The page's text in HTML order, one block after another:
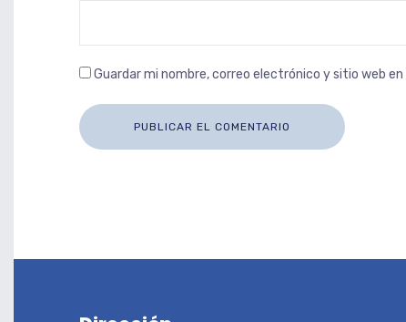
Guardar mi nombre, correo electrónico y sitio web